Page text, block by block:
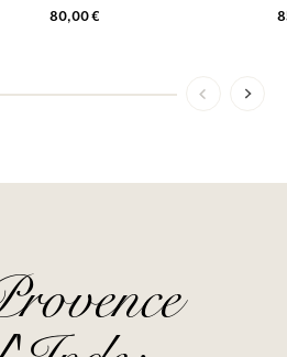
80,00 €